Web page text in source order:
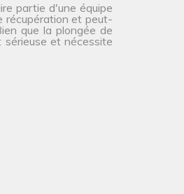
partie d'une équipe
récupération et peut-
que la plongée de
et nécessite